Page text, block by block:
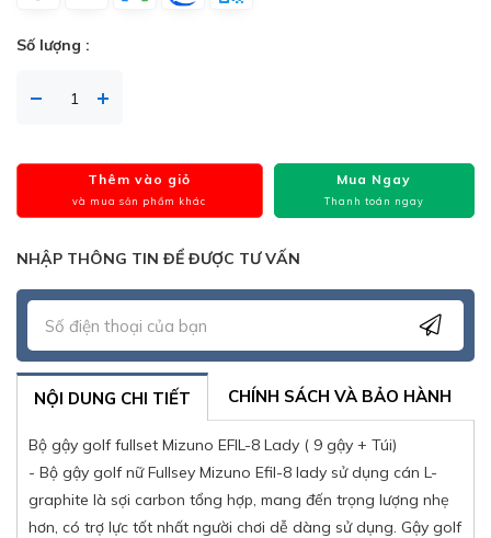
Số lượng :
Thêm vào giỏ
và mua sản phẩm khác
Mua Ngay
Thanh toán ngay
NHẬP THÔNG TIN ĐỂ ĐƯỢC TƯ VẤN
NỘI DUNG CHI TIẾT CHÍNH SÁCH VÀ BẢO HÀNH
Bộ gậy golf fullset Mizuno EFIL-8 Lady ( 9 gậy + Túi)
- Bộ gậy golf nữ Fullsey Mizuno Efil-8 lady sử dụng cán L-
graphite là sợi carbon tổng hợp, mang đến trọng lượng nhẹ
hơn, có trợ lực tốt nhất người chơi dễ dàng sử dụng. Gậy golf